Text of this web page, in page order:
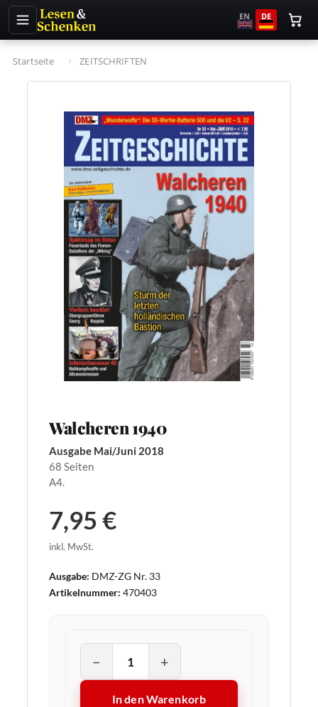
EN DE
Startseite ZEITSCHRIFTEN
Walcheren 1940
Ausgabe Mai/Juni 2018
68 Seiten
A4.
7,95 €
inkl. MwSt.
Ausgabe: DMZ-ZG Nr. 33
Artikelnummer: 470403
− +
In den Warenkorb